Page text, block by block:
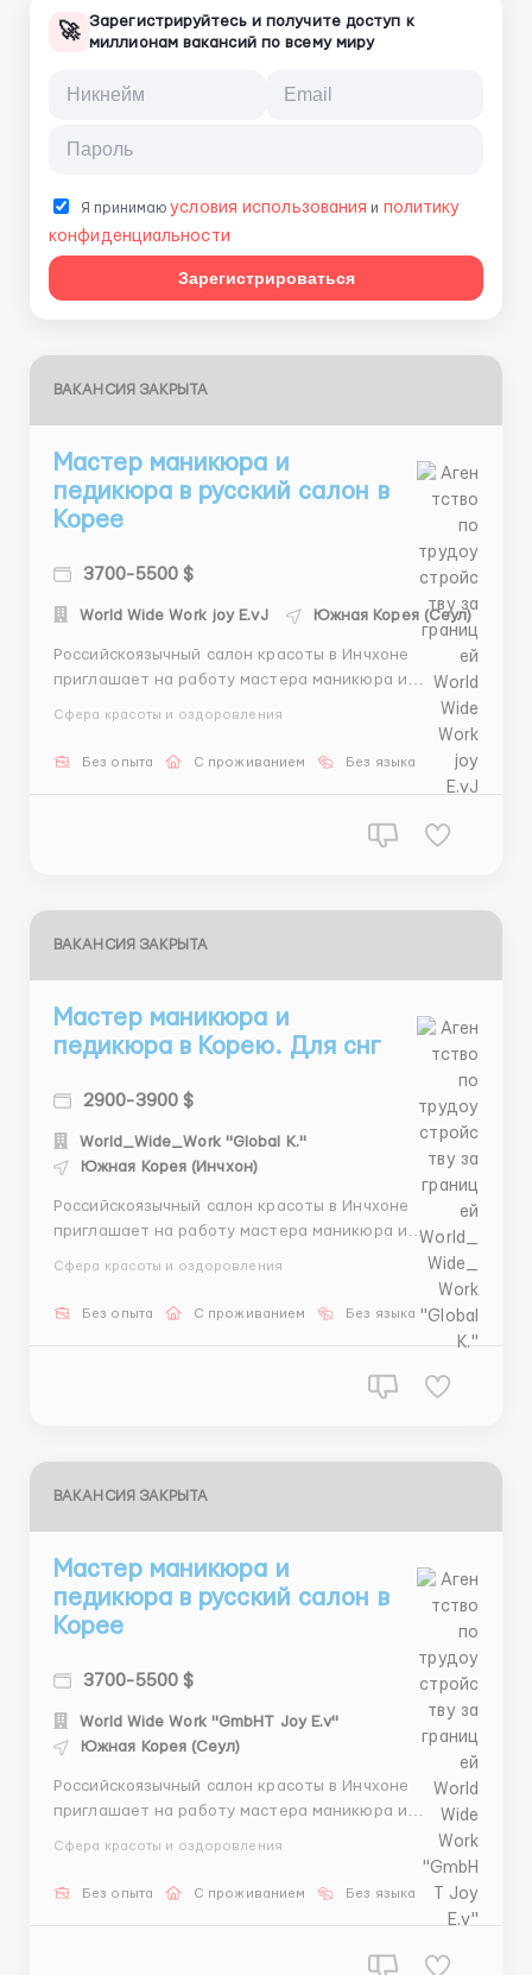
🚀 Зарегистрируйтесь и получите доступ к
миллионам вакансий по всему миру
Я принимаюусловия использования и политику
конфиденциальности
Зарегистрироваться
ВАКАНСИЯ ЗАКРЫТА
Мастер маникюра и
педикюра в русский салон в
Корее
3700-5500 $
World Wide Work joy E.vJ Южная Корея (Сеул)
Российскоязычный салон красоты в Инчхоне
приглашает на работу мастера маникюра и
работы: 5 дней в неделю. Зарплата: от 3800$ в
Сфера красоты и оздоровления
Без опыта С проживанием Без языка
ВАКАНСИЯ ЗАКРЫТА
Мастер маникюра и
педикюра в Корею. Для снг
2900-3900 $
World_Wide_Work "Global K."
Южная Корея (Инчхон)
Российскоязычный салон красоты в Инчхоне
приглашает на работу мастера маникюра и
работы: 5 дней в неделю. Зарплата: от 3800$ в
Сфера красоты и оздоровления
Без опыта С проживанием Без языка
ВАКАНСИЯ ЗАКРЫТА
Мастер маникюра и
педикюра в русский салон в
Корее
3700-5500 $
World Wide Work "GmbHT Joy E.v"
Южная Корея (Сеул)
Российскоязычный салон красоты в Инчхоне
приглашает на работу мастера маникюра и
работы: 5 дней в неделю. Зарплата: от 3800$ в
Сфера красоты и оздоровления
Без опыта С проживанием Без языка